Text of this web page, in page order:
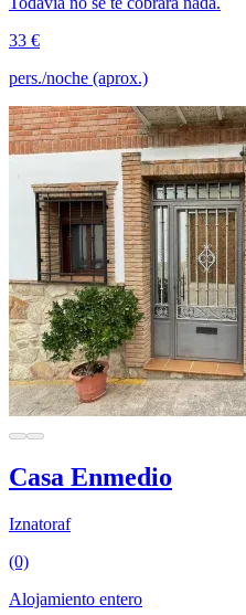
33 €
pers./noche (aprox.)
Casa Enmedio
Iznatoraf
(0)
Alojamiento entero